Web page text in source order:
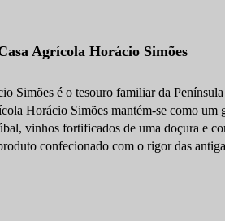
Agrícola Horácio Simões
Simões é o tesouro familiar da
Horácio Simões mantém-se como
vinhos fortificados de uma doçura e
confecionado com o rigor das